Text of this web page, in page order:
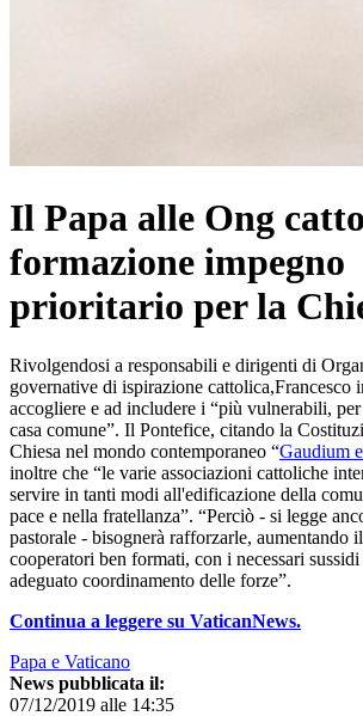
Il Papa alle Ong
formazione impegno
prioritario per la
Rivolgendosi a responsabili e dirigenti di
governative di ispirazione cattolica,Francesco
accogliere e ad includere i “più vulnerabili,
casa comune”. Il Pontefice, citando la
Chiesa nel mondo contemporaneo “Gaudium
inoltre che “le varie associazioni cattoliche
servire in tanti modi all'edificazione della
pace e nella fratellanza”. “Perciò - si legge
pastorale - bisognerà rafforzarle, aumentando
cooperatori ben formati, con i necessari
adeguato coordinamento delle forze”.
Continua a leggere su VaticanNews.
Papa e Vaticano
News pubblicata il:
07/12/2019 alle 14:35